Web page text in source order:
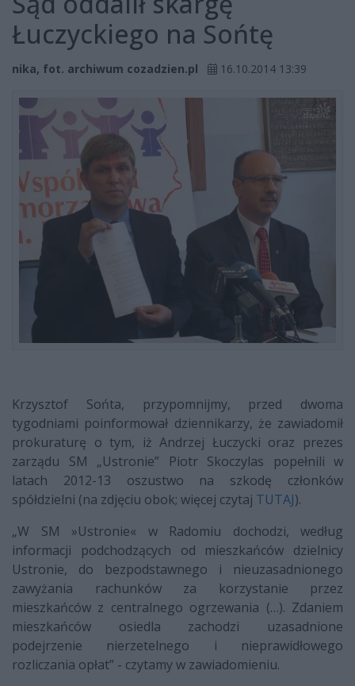
Łuczyckiego na Sońtę
nika, fot. archiwum cozadzien.pl 16.10.2014 13:39
Krzysztof Sońta, przypomnijmy, przed dwoma
tygodniami poinformował dziennikarzy, że zawiadomił
prokuraturę o tym, iż Andrzej Łuczycki oraz prezes
zarządu SM „Ustronie” Piotr Skoczylas popełnili w
latach 2012-13 oszustwo na szkodę członków
spółdzielni (na zdjęciu obok; więcej czytaj TUTAJ).
„W SM »Ustronie« w Radomiu dochodzi, według
informacji podchodzących od mieszkańców dzielnicy
Ustronie, do bezpodstawnego i nieuzasadnionego
zawyżania rachunków za korzystanie przez
mieszkańców z centralnego ogrzewania (…). Zdaniem
mieszkańców osiedla zachodzi uzasadnione
podejrzenie nierzetelnego i nieprawidłowego
rozliczania opłat” - czytamy w zawiadomieniu.